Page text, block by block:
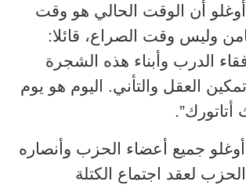
أوغلو أن الوقت الحالي هو وقت
وليس وقت الصراع، قائلا:
الدرب وأبناء هذه الشجرة
العقل والتأني. اليوم هو يوم
أوغلو جميع أعضاء الحزب وأنصاره
لعقد اجتماع الكتلة